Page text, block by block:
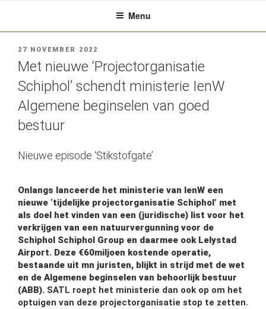
de
inhoud
Menu
GEPLAATST
OP
27 NOVEMBER 2022
Met nieuwe ‘Projectorganisatie
Schiphol’ schendt ministerie IenW
Algemene beginselen van goed
bestuur
Nieuwe episode ‘Stikstofgate’
Onlangs lanceerde het ministerie van IenW een
nieuwe ‘tijdelijke projectorganisatie Schiphol’ met
als doel het vinden van een (juridische) list voor het
verkrijgen van een natuurvergunning voor de
Schiphol Schiphol Group en daarmee ook Lelystad
Airport. Deze €60miljoen kostende operatie,
bestaande uit mn juristen, blijkt in strijd met de wet
en de Algemene beginselen van behoorlijk bestuur
(ABB). SATL roept het ministerie dan ook op om het
optuigen van deze projectorganisatie stop te zetten.